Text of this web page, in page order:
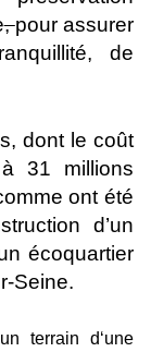
,pour assurer
de
dont le coût
31 millions
ont été
d’un
écoquartier
Seine.
terrain d‘une